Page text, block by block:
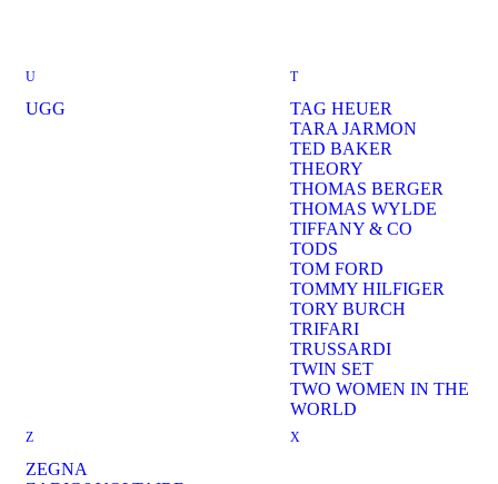
U
UGG
T
TAG HEUER
TARA JARMON
TED BAKER
THEORY
THOMAS BERGER
THOMAS WYLDE
TIFFANY & CO
TODS
TOM FORD
TOMMY HILFIGER
TORY BURCH
TRIFARI
TRUSSARDI
TWIN SET
TWO WOMEN IN THE
WORLD
Z
ZEGNA
X